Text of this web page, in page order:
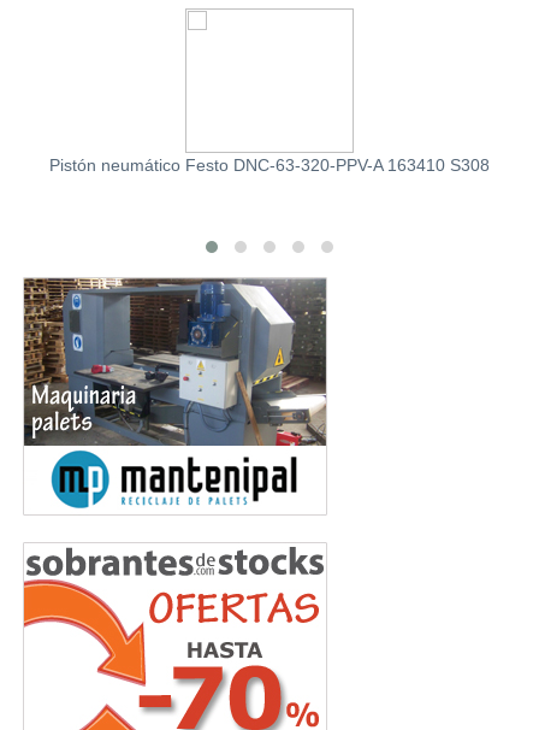
Pistón neumático Festo DNC-63-320-PPV-A 163410 S308